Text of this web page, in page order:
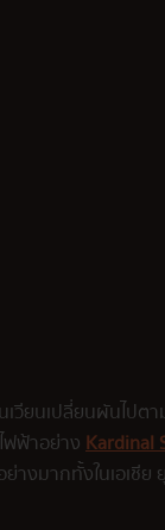
วียนเปลี่ยนผันไป
ฟฟ้าอย่างKardinal
งมากทั้งในเอเ